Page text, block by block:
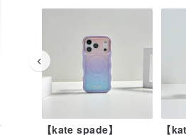
【kate spade】
【